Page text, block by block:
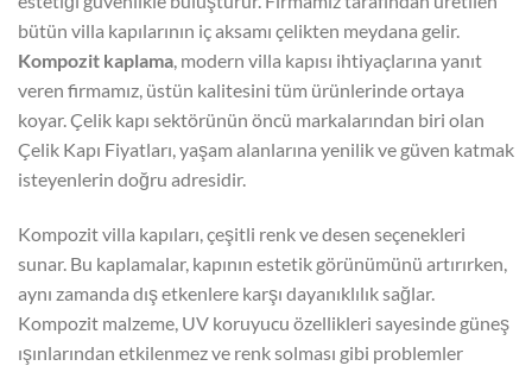
bütün villa kapılarının iç aksamı çelikten meydana gelir.
Kompozit kaplama, modern villa kapısı ihtiyaçlarına yanıt
veren firmamız, üstün kalitesini tüm ürünlerinde ortaya
koyar. Çelik kapı sektörünün öncü markalarından biri olan
Çelik Kapı Fiyatları, yaşam alanlarına yenilik ve güven katmak
isteyenlerin doğru adresidir.
Kompozit villa kapıları, çeşitli renk ve desen seçenekleri
sunar. Bu kaplamalar, kapının estetik görünümünü artırırken,
aynı zamanda dış etkenlere karşı dayanıklılık sağlar.
Kompozit malzeme, UV koruyucu özellikleri sayesinde güneş
ışınlarından etkilenmez ve renk solması gibi problemler